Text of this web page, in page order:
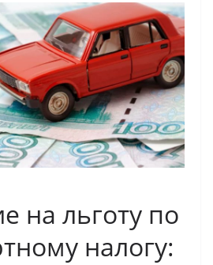
на льготу по
налогу: